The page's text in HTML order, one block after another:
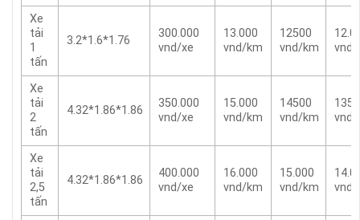
Xe
tải
1
tấn
3.2*1.6*1.76
300.000
vnd/xe
13.000
vnd/km
12500
vnd/km
vnd/
Xe
tải
2
tấn
4.32*1.86*1.86
350.000
vnd/xe
15.000
vnd/km
14500
vnd/km
vnd/
Xe
tải
2,5
tấn
4.32*1.86*1.86
400.000
vnd/xe
16.000
vnd/km
15.000
vnd/km
vnd/